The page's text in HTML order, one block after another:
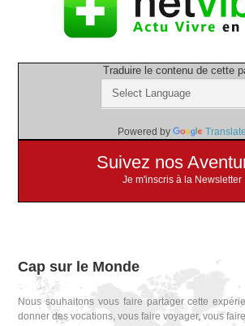
Traduire le contenu de cette
Powered by Translate
Suivez nos
Je m'inscris à la Newsletter
Cap sur le Monde
Nous souhaitons vous faire partager cette
donner des vocations, vous faire voyager, vous